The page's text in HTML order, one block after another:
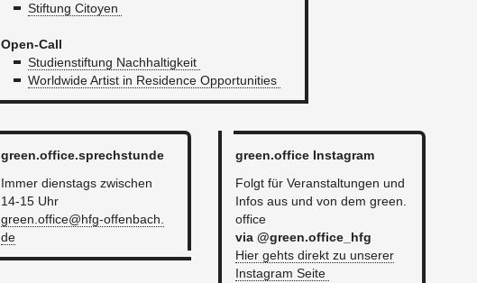
Stif­tung Ci­toy­en
Open-Call
Stu­di­en­stif­tung Nach­hal­tig­keit
World­wi­de Ar­tist in Re­si­dence Op­por­tu­nities
green.​office.​sprech­stun­de
Immer diens­tags zwi­schen
14-15 Uhr
green.​office@​hfg-​offenbach.​
de
green.​office Ins­ta­gram
Folgt für Ver­an­stal­tun­gen und
Infos aus und von dem green.​
office
via @​green.​office_hfg
Hier gehts di­rekt zu un­se­rer
Ins­ta­gram Seite